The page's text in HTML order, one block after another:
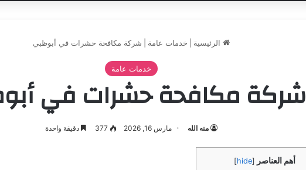
الرئيسية خدمات عامة شركة مكافحة حشرات في أبوظبي
خدمات عامة
شركة مكافحة حشرات في
منه الله مارس 16, 2026 377 دقيقة واحدة
أهم العناصر [
hide
]